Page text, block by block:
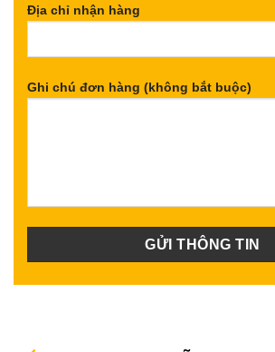
Địa chỉ nhận hàng
Ghi chú đơn hàng (không bắt buộc)